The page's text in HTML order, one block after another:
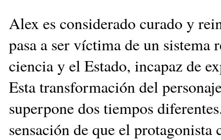
Alex es considerado curado y
pasa a ser víctima de un
ciencia y el Estado, incapaz de
Esta transformación del
superpone dos tiempos
sensación de que el